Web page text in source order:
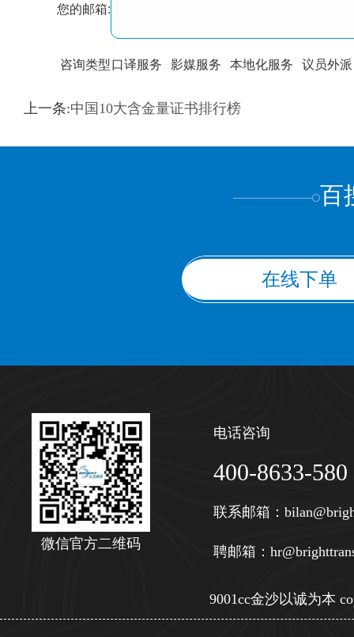
您的邮箱:
咨询类型口译服务 影媒服务 本地化服务 议员外派
训翻译 标准级 专业级
上一条:中国10大含金量证书排行榜
百
在线下单
微信官方二维码
电话咨询
400-8633-580
联系邮箱：
聘邮箱：
9001cc金沙以诚为本